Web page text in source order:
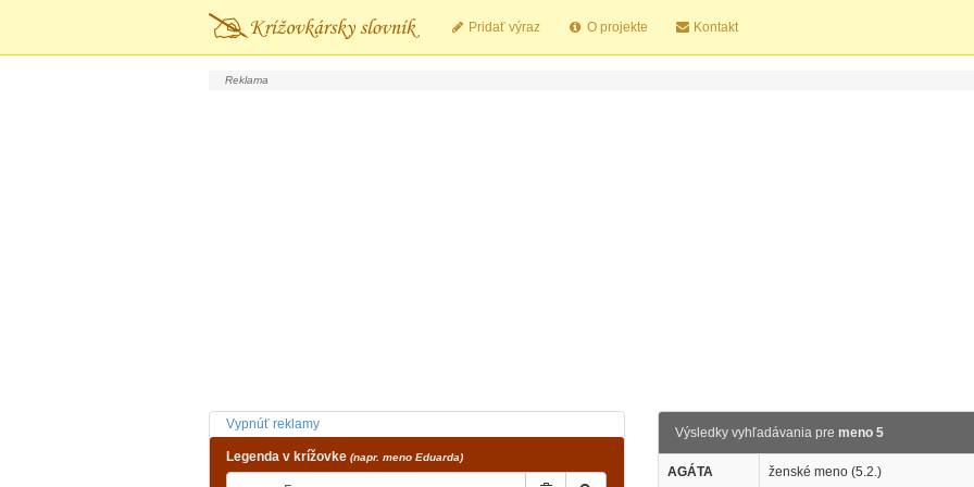
Pridať výraz O projekte Kontakt
Vypnúť reklamy
Legenda v krížovke (napr. meno Eduarda)
Výsledky vyhľadávania pre meno 5
AGÁTA ženské meno (5.2.)